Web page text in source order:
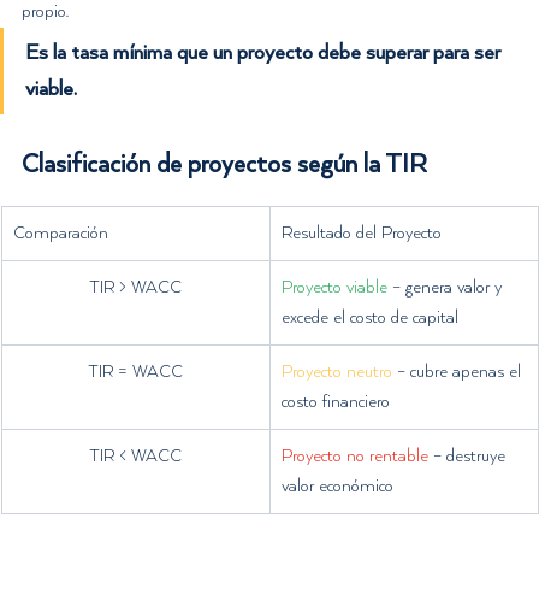
propio.
Es la tasa mínima que un proyecto debe superar para ser
viable.
Clasificación de proyectos según la TIR
Comparación Resultado del Proyecto
TIR > WACC Proyecto viable – genera valor y
excede el costo de capital
TIR = WACC Proyecto neutro – cubre apenas el
costo financiero
TIR < WACC Proyecto no rentable – destruye
valor económico